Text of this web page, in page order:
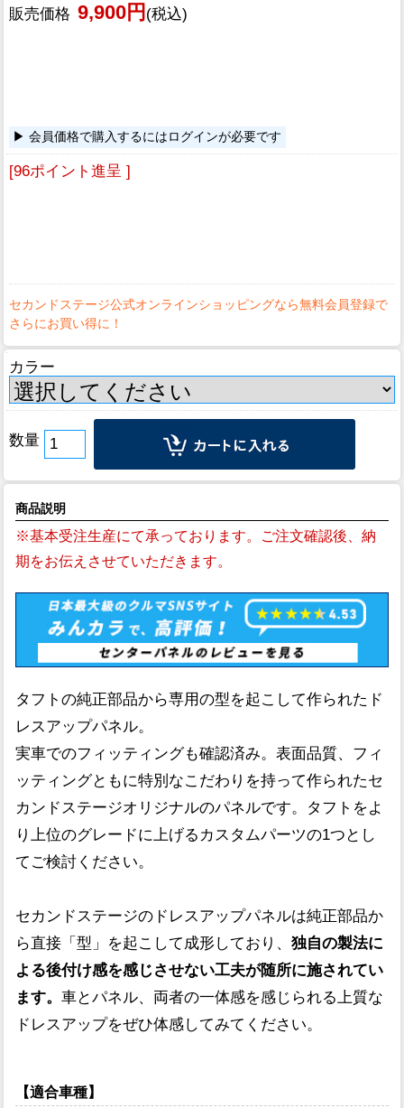
販売価格 9,900円 (税込)
会員価格で購入するにはログインが必要です
[96ポイント進呈 ]
カラー
数量
商品説明
※基本受注生産にて承っております。ご注文確認後、納
期をお伝えさせていただきます。
タフトの純正部品から専用の型を起こして作られたド
レスアップパネル。
実車でのフィッティングも確認済み。表面品質、フィ
ッティングともに特別なこだわりを持って作られたセ
カンドステージオリジナルのパネルです。タフトをよ
り上位のグレードに上げるカスタムパーツの1つとし
てご検討ください。
セカンドステージのドレスアップパネルは純正部品か
ら直接「型」を起こして成形しており、独自の製法に
よる後付け感を感じさせない工夫が随所に施されてい
ます。車とパネル、両者の一体感を感じられる上質な
ドレスアップをぜひ体感してみてください。
【適合車種】